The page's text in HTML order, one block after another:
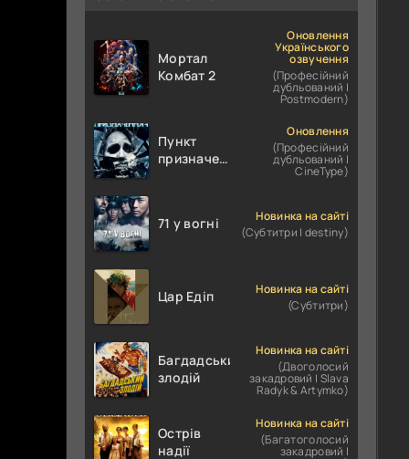
Мортал
Комбат 2
Оновлення
Українського
озвучення
(Професійний
дубльований |
Postmodern)
Пункт
призначення
Оновлення
(Професійний
дубльований |
CineType)
71 у вогні
Новинка на сайті
(Субтитри | destiny)
Цар Едіп
Новинка на сайті
(Субтитри)
Багдадський
злодій
Новинка на сайті
(Двоголосий
закадровий | Slava
Radyk & Artymko)
Острів
надії
Новинка на сайті
(Багатоголосий
закадровий |